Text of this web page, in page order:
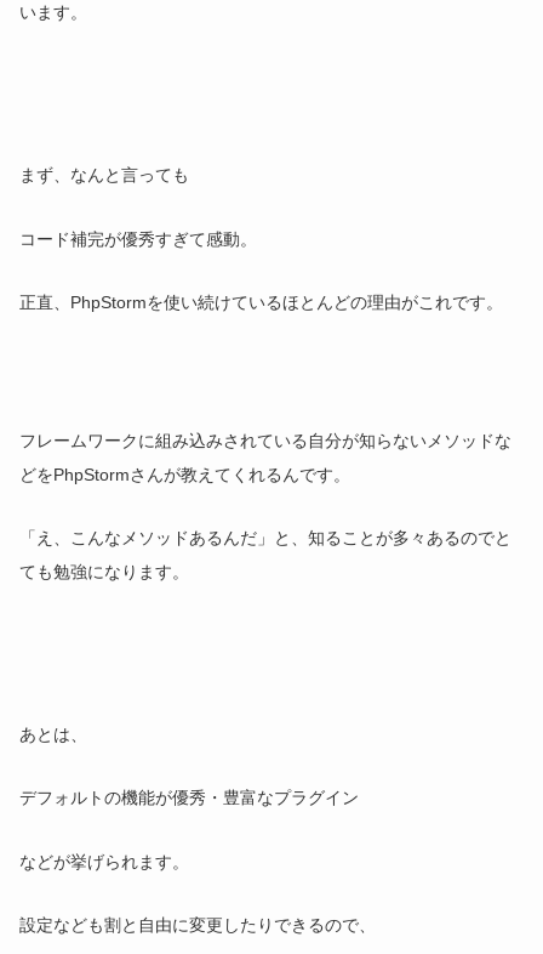
います。
まず、なんと言っても
コード補完が優秀すぎて感動。
正直、PhpStormを使い続けているほとんどの理由がこれです。
フレームワークに組み込みされている自分が知らないメソッドな
どをPhpStormさんが教えてくれるんです。
「え、こんなメソッドあるんだ」と、知ることが多々あるのでと
ても勉強になります。
あとは、
デフォルトの機能が優秀・豊富なプラグイン
などが挙げられます。
設定なども割と自由に変更したりできるので、